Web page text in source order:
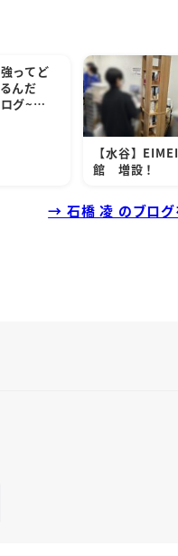
ってど
んだ
グ~…
【水谷】
館 増設！
→ 石橋 凌 のブログ